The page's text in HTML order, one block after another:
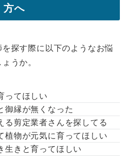
方へ
探す際に以下のようなお悩
うか。
ってほしい
御縁が無くなった
る剪定業者さんを探してる
植物が元気に育ってほしい
生きと育ってほしい